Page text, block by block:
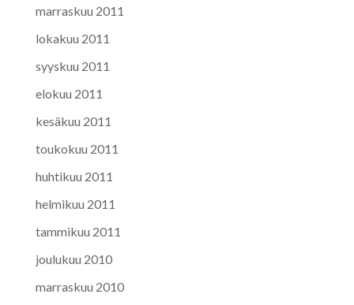
marraskuu 2011
lokakuu 2011
syyskuu 2011
elokuu 2011
kesäkuu 2011
toukokuu 2011
huhtikuu 2011
helmikuu 2011
tammikuu 2011
joulukuu 2010
marraskuu 2010